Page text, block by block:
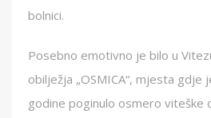
bolnici.
Posebno emotivno je bilo u
obilježja „OSMICA“, mjesta gdje
godine poginulo osmero viteške